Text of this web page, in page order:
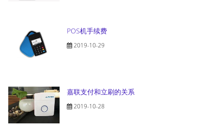
POS机手续费
2019-10-29
嘉联支付和立刷的关系
2019-10-28